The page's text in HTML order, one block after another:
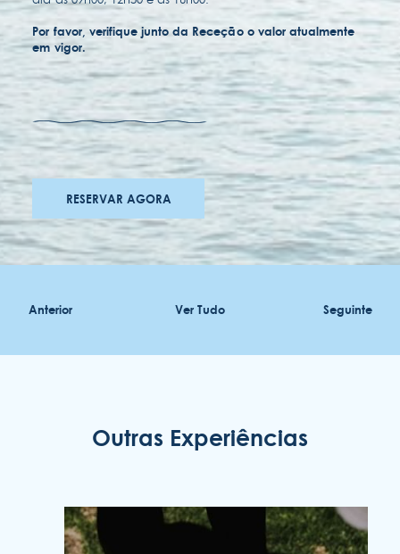
prémios
carreiras
acessibilidades
termos & condições
política de privacidade
Rua Simplício dos Passos Gouveia, 29.
Por favor, verifique junto da Receção o valor atualmente
em vigor.
RESERVAR AGORA
Anterior Ver Tudo Seguinte
Outras Experiências